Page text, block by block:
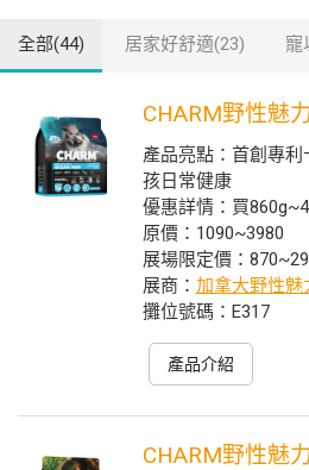
全部(44) 居家好舒適(23) 寵
CHARM野性魅
產品亮點：首創專
孩日常健康
優惠詳情：買
原價：1090~3980
展場限定價：
展商： 加拿大野性魅
攤位號碼：E317
產品介紹
CHARM野性魅